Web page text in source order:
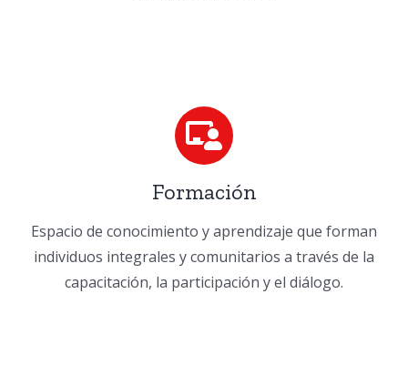
Formación
Espacio de conocimiento y aprendizaje que forman
individuos integrales y comunitarios a través de la
capacitación, la participación y el diálogo.